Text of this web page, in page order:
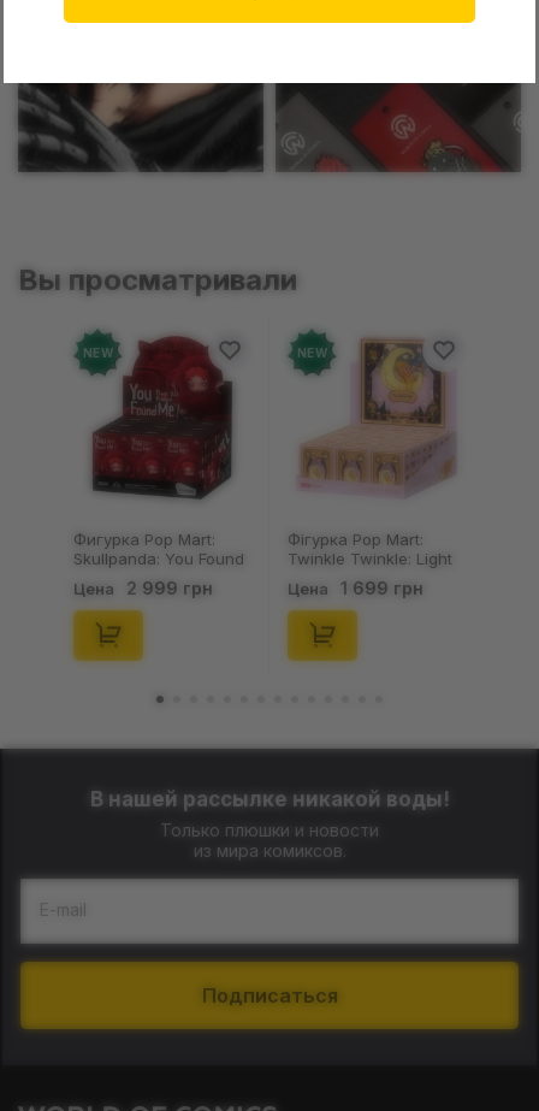
Вы просматривали
NEW
Фигурка Pop Mart:
Skullpanda: You Found
Me!: Plush Doll Pendant
Series (Blind Box: 1 з
10) (Secret Edition),
(29347)
Цена 2 999 грн
NEW
Фігурка Pop Mart:
Twinkle Twinkle: Light
Up: Scene Sets Series
(Blind Box: 1 з 10)
(Secret Edition),
(21372)
Цена 1 699 грн
В нашей рассылке никакой воды!
Только плюшки и новости
из мира комиксов.
E-mail
Подписаться